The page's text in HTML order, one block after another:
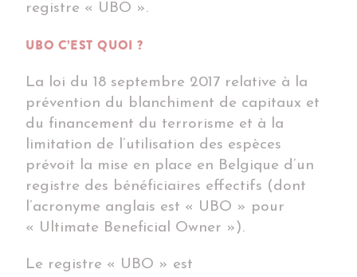
registre « UBO ».
UBO C’EST QUOI ?
La loi du 18 septembre 2017 relative à la
prévention du blanchiment de capitaux et
du financement du terrorisme et à la
limitation de l’utilisation des espèces
prévoit la mise en place en Belgique d’un
registre des bénéficiaires effectifs (dont
l’acronyme anglais est « UBO » pour
« Ultimate Beneficial Owner »).
Le registre « UBO » est